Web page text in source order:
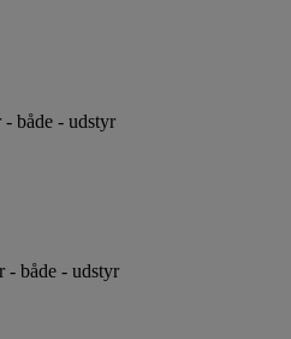
- både - udstyr
- både - udstyr